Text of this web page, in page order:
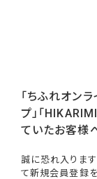
「ちふれオンラ
プ」「
ていたお客様
誠に恐れ入りま
て新規会員登録を